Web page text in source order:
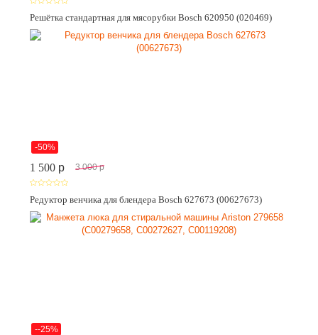
Решётка стандартная для мясорубки Bosch 620950 (020469)
-50%
1 500 p 3 000 p
Редуктор венчика для блендера Bosch 627673 (00627673)
--25%